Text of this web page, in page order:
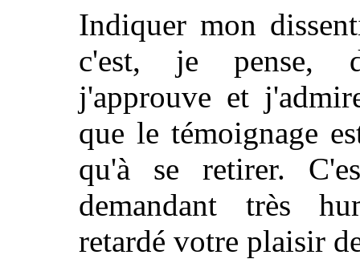
Indiquer mon
c'est, je pense,
j'approuve et
que le témoignage
qu'à se retirer.
demandant très
retardé votre plaisir